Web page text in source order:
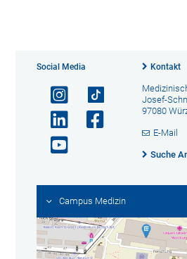
Social Media Kontakt
Josef-
97080
E-Mail
Suche
Campus Medizin